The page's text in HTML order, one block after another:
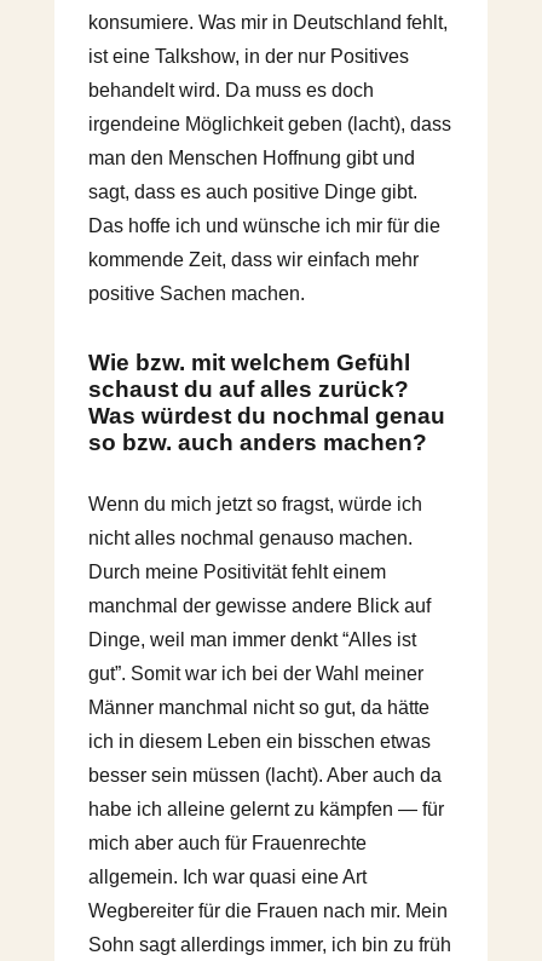
konsumiere. Was mir in Deutschland fehlt,
ist eine Talkshow, in der nur Positives
behandelt wird. Da muss es doch
irgendeine Möglichkeit geben (lacht), dass
man den Menschen Hoffnung gibt und
sagt, dass es auch positive Dinge gibt.
Das hoffe ich und wünsche ich mir für die
kommende Zeit, dass wir einfach mehr
positive Sachen machen.
Wie bzw. mit welchem Gefühl
schaust du auf alles zurück?
Was würdest du nochmal genau
so bzw. auch anders machen?
Wenn du mich jetzt so fragst, würde ich
nicht alles nochmal genauso machen.
Durch meine Positivität fehlt einem
manchmal der gewisse andere Blick auf
Dinge, weil man immer denkt “Alles ist
gut”. Somit war ich bei der Wahl meiner
Männer manchmal nicht so gut, da hätte
ich in diesem Leben ein bisschen etwas
besser sein müssen (lacht). Aber auch da
habe ich alleine gelernt zu kämpfen — für
mich aber auch für Frauenrechte
allgemein. Ich war quasi eine Art
Wegbereiter für die Frauen nach mir. Mein
Sohn sagt allerdings immer, ich bin zu früh